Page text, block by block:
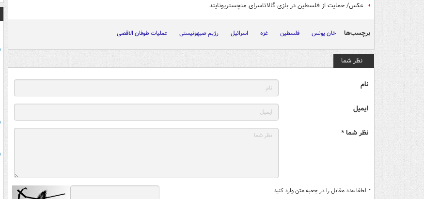
عکس/ حمایت از فلسطین در بازی گالاتاسرای منچستریونایتد
برچسب‌ها خان یونس فلسطین غزه اسرائیل رژیم صیهونیستی عملیات طوفان الاقصی
نظر شما
نام
ایمیل
نظر شما *
* لطفا عدد مقابل را در جعبه متن وارد کنید